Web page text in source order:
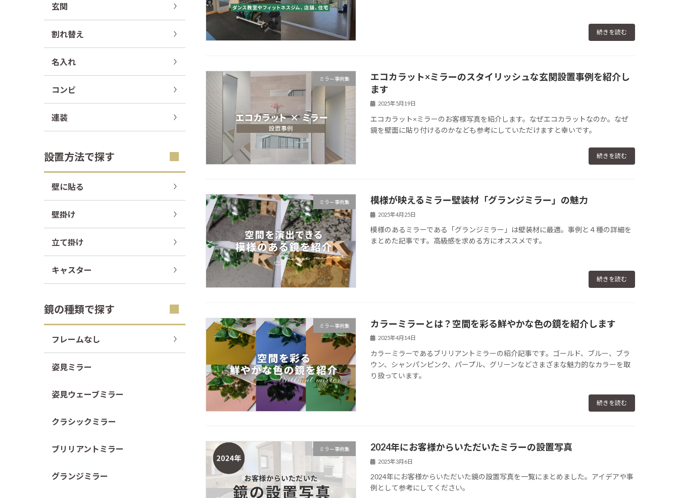
続きを読む
ミラー事例集
エコカラット×ミラーのスタイリッシュな玄関設置事例を紹介し
ます
2025年5月19日
エコカラット×ミラーのお客様写真を紹介します。なぜエコカラットなのか。なぜ
鏡を壁面に貼り付けるのかなども参考にしていただけますと幸いです。
続きを読む
ミラー事例集 模様が映えるミラー壁装材「グランジミラー」の魅力
2025年4月25日
模様のあるミラーである「グランジミラー」は壁装材に最適。事例と４種の詳細を
まとめた記事です。高級感を求める方にオススメです。
続きを読む
ミラー事例集 カラーミラーとは？空間を彩る鮮やかな色の鏡を紹介します
2025年4月14日
カラーミラーであるブリリアントミラーの紹介記事です。ゴールド、ブルー、ブラ
ウン、シャンパンピンク、パープル、グリーンなどさまざまな魅力的なカラーを取
り扱っています。
続きを読む
ミラー事例集 2024年にお客様からいただいたミラーの設置写真
2025年3月6日
2024年にお客様からいただいた鏡の設置写真を一覧にまとめました。アイデアや事
例として参考にしてください。
玄関
割れ替え
名入れ
コンビ
連装
設置方法で探す
壁に貼る
壁掛け
立て掛け
キャスター
鏡の種類で探す
フレームなし
姿見ミラー
姿見ウェーブミラー
クラシックミラー
ブリリアントミラー
グランジミラー